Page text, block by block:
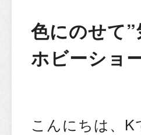
色にのせて
ホビーショ
こんにちは、K